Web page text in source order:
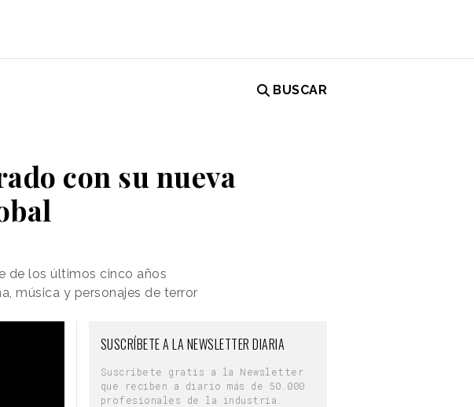
BUSCAR
con su nueva
de los últimos cinco años
música y personajes de terror
SUSCRÍBETE A LA NEWSLETTER DIARIA
Suscríbete gratis a la Newsletter
que reciben a diario más de 50.000
profesionales de la industria.